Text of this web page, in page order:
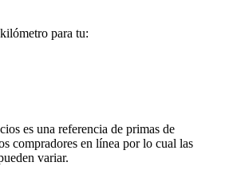
para tu:
es una referencia de primas de
compradores en línea por lo cual las
variar.